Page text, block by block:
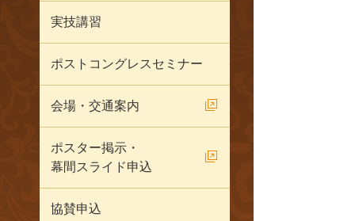
実技講習
ポストコングレスセミナー
会場・交通案内
ポスター掲示・
幕間スライド申込
協賛申込